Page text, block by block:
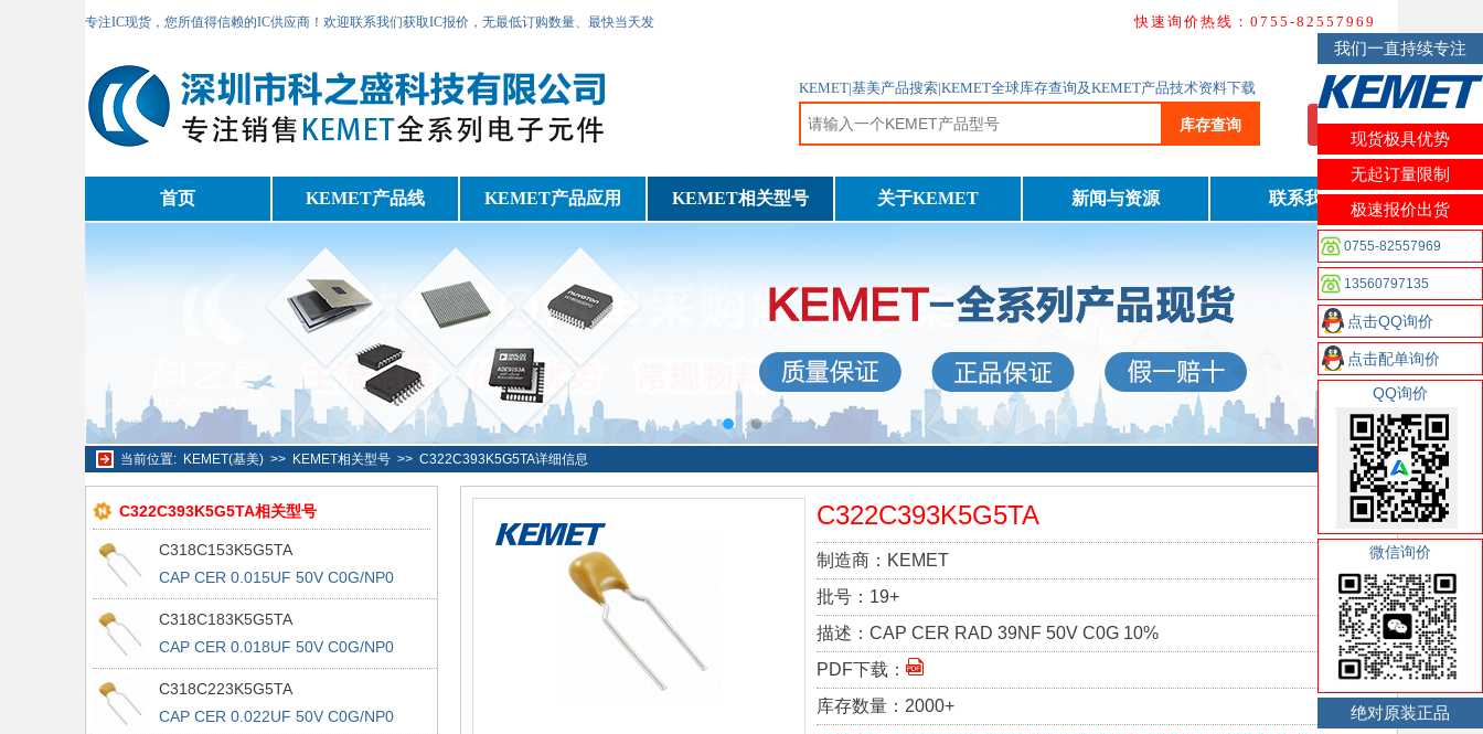
专注IC现货，您所值得信赖的IC供应商！欢迎联系我们获取IC报价，无最低订购数量、最快当天发 快速询价热线：0755-82557969
KEMET|基美产品搜索|KEMET全球库存查询及KEMET产品技术资料下载
库存查询 我要询价
首页 KEMET产品线 KEMET产品应用 KEMET相关型号 关于KEMET 新闻与资源 联系我们
当前位置: KEMET(基美) >> KEMET相关型号 >> C322C393K5G5TA详细信息
C322C393K5G5TA相关型号
C318C153K5G5TA
CAP CER 0.015UF 50V C0G/NP0
RAD
C318C183K5G5TA
CAP CER 0.018UF 50V C0G/NP0
RAD
C318C223K5G5TA
CAP CER 0.022UF 50V C0G/NP0
C322C393K5G5TA
制造商： KEMET
批号： 19+
描述： CAP CER RAD 39NF 50V C0G 10%
PDF下载：
库存数量： 2000+
我们一直持续专注
现货极具优势
无起订量限制
极速报价出货
0755-82557969
13560797135
点击QQ询价
点击配单询价
QQ询价
微信询价
绝对原装正品